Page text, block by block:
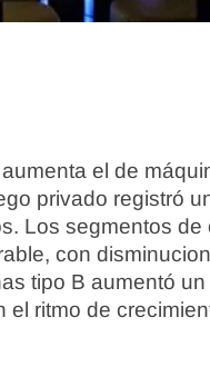
el de
privado registró
Los segmentos de
con
tipo B aumentó
ritmo de